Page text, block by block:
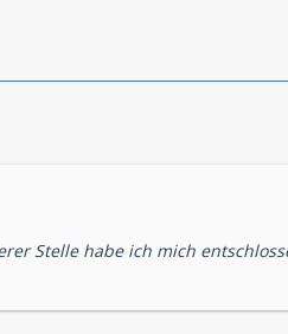
Stelle habe ich mich